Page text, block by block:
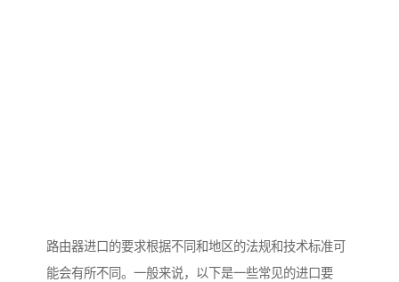
路由器进口的要求根据不同和地区的法规和技术标准可
能会有所不同。一般来说，以下是一些常见的进口要